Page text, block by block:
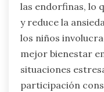
las endorfinas, lo
y reduce la
los niños
mejor bienestar
situaciones
participación